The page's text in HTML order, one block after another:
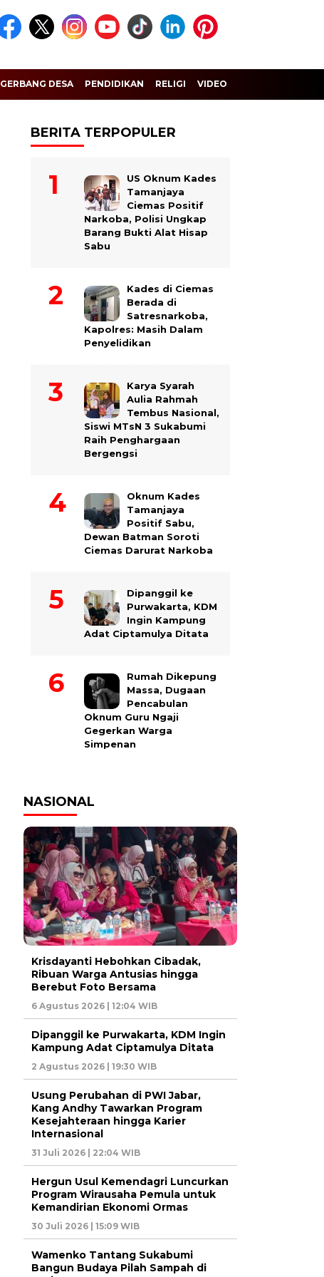
GERBANG DESA PENDIDIKAN RELIGI VIDEO
BERITA TERPOPULER
US Oknum Kades
Tamanjaya
Ciemas Positif
Narkoba, Polisi Ungkap
Barang Bukti Alat Hisap
Sabu
Kades di Ciemas
Berada di
Satresnarkoba,
Kapolres: Masih Dalam
Penyelidikan
Karya Syarah
Aulia Rahmah
Tembus Nasional,
Siswi MTsN 3 Sukabumi
Raih Penghargaan
Bergengsi
Oknum Kades
Tamanjaya
Positif Sabu,
Dewan Batman Soroti
Ciemas Darurat Narkoba
Dipanggil ke
Purwakarta, KDM
Ingin Kampung
Adat Ciptamulya Ditata
Rumah Dikepung
Massa, Dugaan
Pencabulan
Oknum Guru Ngaji
Gegerkan Warga
Simpenan
NASIONAL
Krisdayanti Hebohkan Cibadak,
Ribuan Warga Antusias hingga
Berebut Foto Bersama
6 Agustus 2026 | 12:04 WIB
Dipanggil ke Purwakarta, KDM Ingin
Kampung Adat Ciptamulya Ditata
2 Agustus 2026 | 19:30 WIB
Usung Perubahan di PWI Jabar,
Kang Andhy Tawarkan Program
Kesejahteraan hingga Karier
Internasional
31 Juli 2026 | 22:04 WIB
Hergun Usul Kemendagri Luncurkan
Program Wirausaha Pemula untuk
Kemandirian Ekonomi Ormas
30 Juli 2026 | 15:09 WIB
Wamenko Tantang Sukabumi
Bangun Budaya Pilah Sampah di